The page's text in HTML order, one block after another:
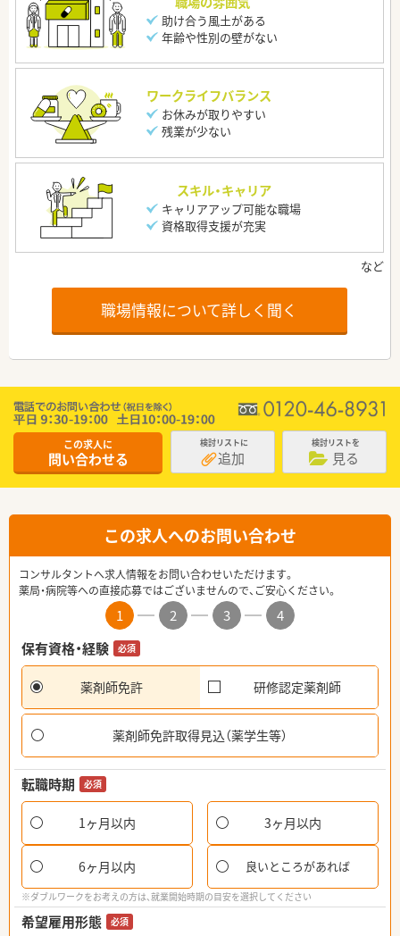
助け合う風土がある
年齢や性別の壁がない
ワークライフバランス
お休みが取りやすい
残業が少ない
スキル・キャリア
キャリアアップ可能な職場
資格取得支援が充実
職場情報について詳しく聞く
この求人に
問い合わせる
検討リストに
追加
検討リストを
見る
この求人へのお問い合わせ
コンサルタントへ求人情報をお問い合わせいただけます。
薬局・病院等への直接応募ではございませんので、ご安心ください。
1 2 3
4
保有資格・経験
必須
薬剤師免許 研修認定薬剤師
薬剤師免許取得見込（薬学生等）
転職時期 必須
1ヶ月以内 3ヶ月以内
6ヶ月以内 良いところがあれば
※ダブルワークをお考えの方は、就業開始時期の目安を選択してください
希望雇用形態 必須